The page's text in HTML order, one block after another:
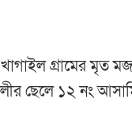
খাগাইল গ্রামের
ছেলে ১২ নং